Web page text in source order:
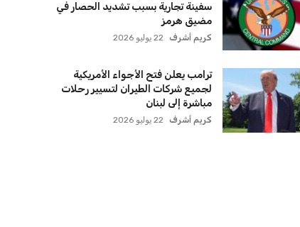
سفينة تجارية بسبب تشديد الحصار في
مضيق هرمز
كريم أشرف 22 يوليو 2026
ترامب يعلن فتح الأجواء الأمريكية
لجميع شركات الطيران لتسيير رحلات
مباشرة إلى لبنان
كريم أشرف 22 يوليو 2026